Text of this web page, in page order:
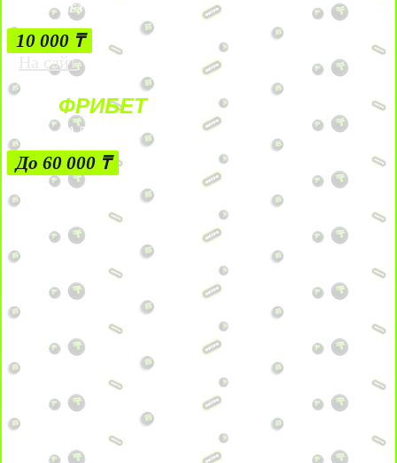
БЕЗ УСЛОВИЙ
10 000 ₸
На сайт
ФРИБЕТ
ЗА ДЕПОЗИТЫ
До 60 000 ₸